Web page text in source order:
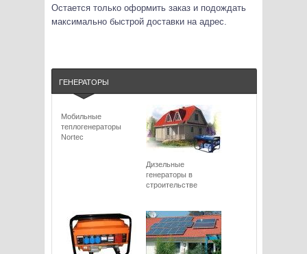
Остается только оформить заказ и подождать
максимально быстрой доставки на адрес.
ГЕНЕРАТОРЫ
Мобильные
теплогенераторы
Nortec
Дизельные
генераторы в
строительстве